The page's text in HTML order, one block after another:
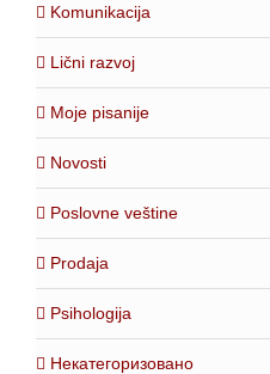
Komunikacija
Lični razvoj
Moje pisanije
Novosti
Poslovne veštine
Prodaja
Psihologija
Некатегоризовано